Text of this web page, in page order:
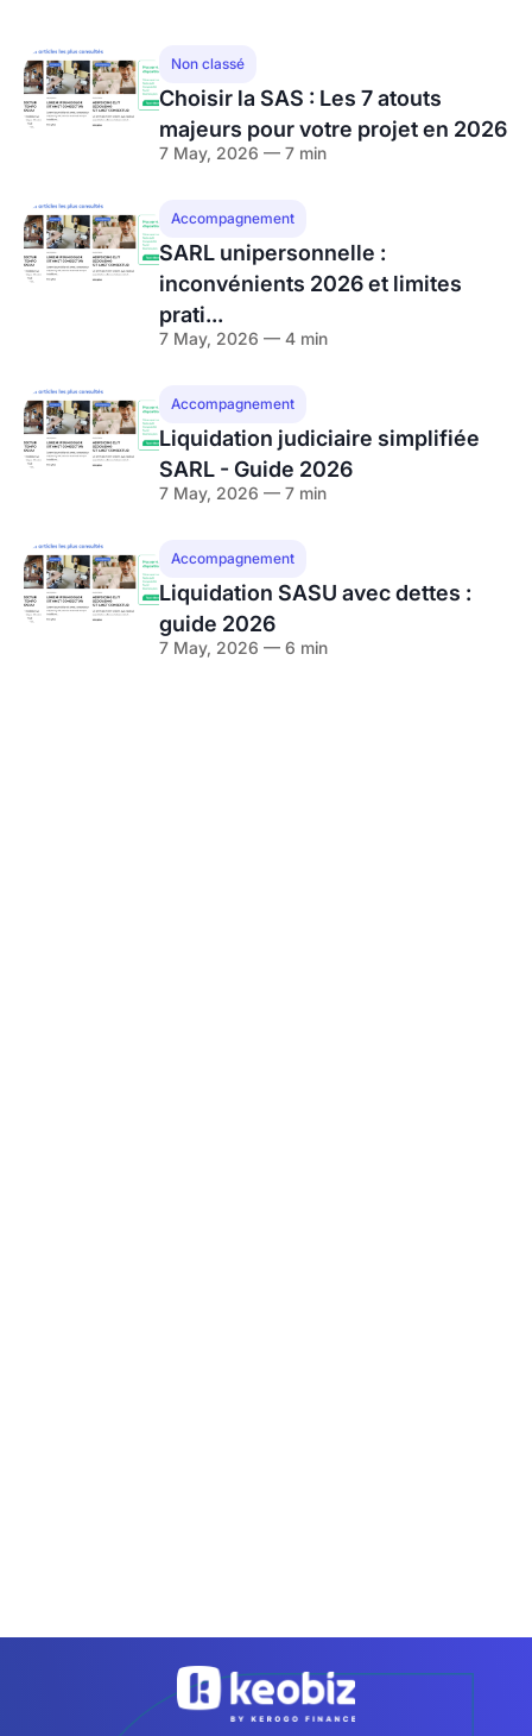
Non classé
Choisir la SAS : Les 7 atouts
majeurs pour votre projet en 2026
7 May, 2026 — 7 min
Accompagnement
SARL unipersonnelle :
inconvénients 2026 et limites
prati...
7 May, 2026 — 4 min
Accompagnement
Liquidation judiciaire simplifiée
SARL - Guide 2026
7 May, 2026 — 7 min
Accompagnement
Liquidation SASU avec dettes :
guide 2026
7 May, 2026 — 6 min
Accueil